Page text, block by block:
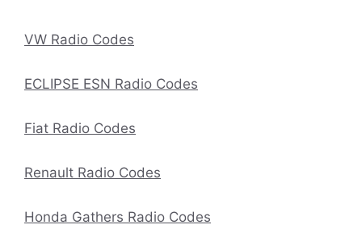
VW Radio Codes
ECLIPSE ESN Radio Codes
Fiat Radio Codes
Renault Radio Codes
Honda Gathers Radio Codes